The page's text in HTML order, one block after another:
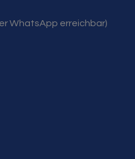
WhatsApp erreichbar)